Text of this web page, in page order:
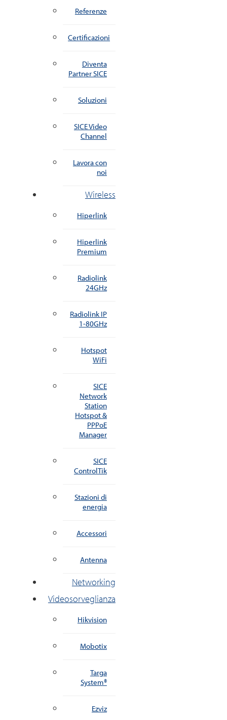
Referenze
Certificazioni
Diventa
Partner SICE
Soluzioni
SICE Video
Channel
Lavora con
noi
Wireless
Hiperlink
Hiperlink
Premium
Radiolink
24GHz
Radiolink IP
1-80GHz
Hotspot
WiFi
SICE
Network
Station
Hotspot &
PPPoE
Manager
SICE
ControlTik
Stazioni di
energia
Accessori
Antenna
Networking
Videosorveglianza
Hikvision
Mobotix
Targa
System®
Ezviz